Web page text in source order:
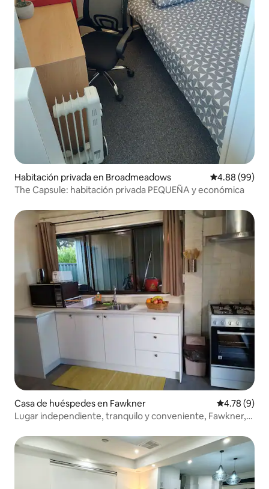
Habitación privada en Broadmeadows Calificación
4.88 (99)
The Capsule: habitación privada PEQUEÑA y económica
Casa de huéspedes en Fawkner Calificación
4.78 (9)
Lugar independiente, tranquilo y conveniente, Fawkner,